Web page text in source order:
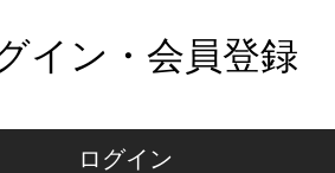
イン・会員登録
ログイン